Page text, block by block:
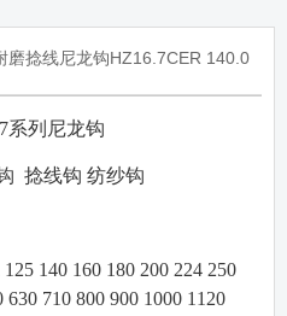
磨捻线尼龙钩HZ16.7CER 140.0
系列尼龙钩
捻线钩 纺纱钩
140 160 180 200 224 250
630 710 800 900 1000 1120